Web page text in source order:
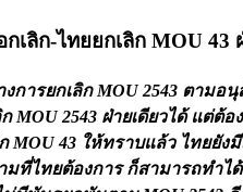
เลิก-ไทยยกเลิก MOU 43
การยกเลิก MOU 2543 ตามอ
MOU 2543 ฝ่ายเดียวได้ แต่
MOU 43 ให้ทราบแล้ว ไทยยั
มที่ไทยต้องการ ก็สามารถทำไ